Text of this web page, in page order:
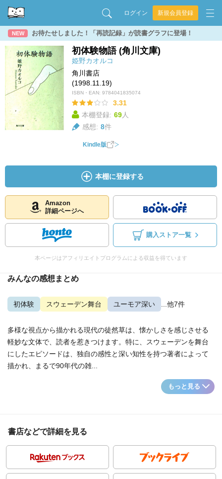
ログイン 新規会員登録
NEW お待たせしました！「再読記録」が読書グラフに登場！
初体験物語 (角川文庫)
姫野カオルコ
角川書店
(1998.11.19)
ISBN・EAN: 9784041835074
3.31
本棚登録: 69人
感想: 8件
Kindle版
本棚に登録する
Amazon
詳細ページへ
購入ストア一覧
本ページはアフィリエイトプログラムによる収益を得ています
みんなの感想まとめ
初体験 スウェーデン舞台 ユーモア深い ...他7件
多様な視点から描かれる現代の徒然草は、懐かしさを感じさせる
軽妙な文体で、読者を惹きつけます。特に、スウェーデンを舞台
にしたエピソードは、独自の感性と深い知性を持つ著者によって
描かれ、まるで90年代の雑...
もっと見る
書店などで詳細を見る